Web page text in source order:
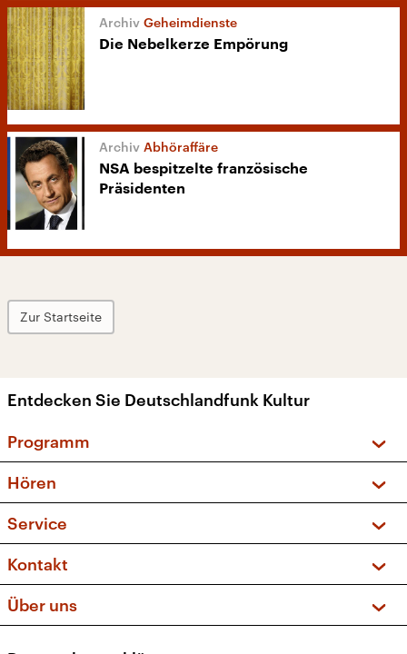
Geheimdienste
Die Nebelkerze Empörung
Abhöraffäre
NSA bespitzelte französische
Präsidenten
Zur Startseite
Entdecken Sie Deutschlandfunk Kultur
Programm
Sendungen und Podcasts
Musikliste
Kakadu – Das Kinderprogramm
Hören
Frequenzen (UKW + DAB+)
Service
FAQ
Apps
Newsletter
Kontakt
Social Media
Über uns